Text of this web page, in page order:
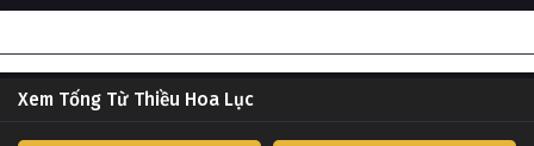
Xem Tống Từ Thiều Hoa Lục